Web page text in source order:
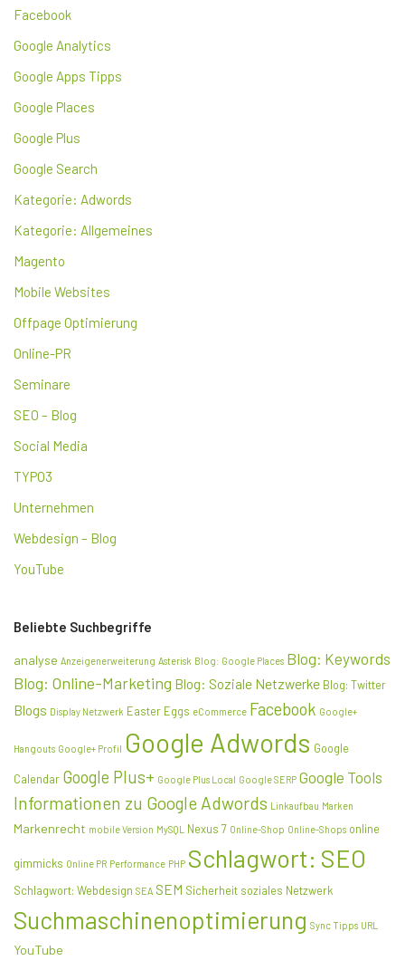
Facebook
Google Analytics
Google Apps Tipps
Google Places
Google Plus
Google Search
Kategorie: Adwords
Kategorie: Allgemeines
Magento
Mobile Websites
Offpage Optimierung
Online-PR
Seminare
SEO – Blog
Social Media
TYPO3
Unternehmen
Webdesign – Blog
YouTube
Beliebte Suchbegriffe
analyse Anzeigenerweiterung Asterisk Blog: Google Places Blog: Keywords
Blog: Online-Marketing Blog: Soziale Netzwerke Blog: Twitter
Blogs Display Netzwerk Easter Eggs eCommerce Facebook Google+
Hangouts Google+ Profil Google Adwords Google
Calendar Google Plus+ Google Plus Local Google SERP Google Tools
Informationen zu Google Adwords Linkaufbau Marken
Markenrecht mobile Version MySQL Nexus 7 Online-Shop Online-Shops online
gimmicks Online PR Performance PHP Schlagwort: SEO
Schlagwort: Webdesign SEA SEM Sicherheit soziales Netzwerk
Suchmaschinenoptimierung Sync Tipps URL
YouTube